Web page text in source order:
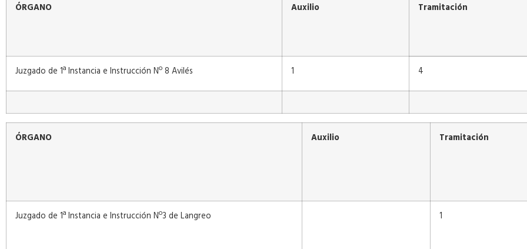
ÓRGANO Auxilio Tramitación
Juzgado de 1ª Instancia e Instrucción Nº 8 Avilés 1 4
ÓRGANO Auxilio Tramitación
Juzgado de 1ª Instancia e Instrucción Nº3 de Langreo 1